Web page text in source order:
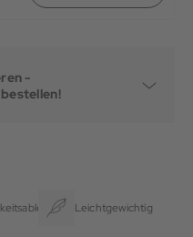
-
Leichtgewichtig